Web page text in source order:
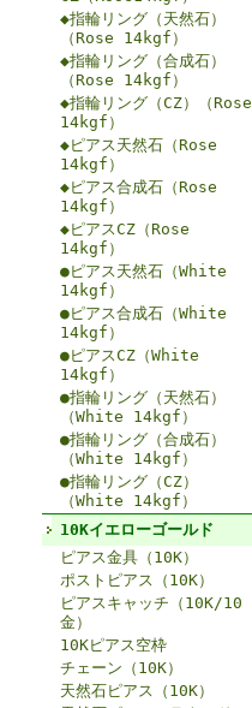
◆指輪リング（天然石）
（Rose 14kgf）
◆指輪リング（合成石）
（Rose 14kgf）
◆指輪リング（CZ）（Rose
14kgf）
◆ピアス天然石（Rose
14kgf）
◆ピアス合成石（Rose
14kgf）
◆ピアスCZ（Rose
14kgf）
●ピアス天然石（White
14kgf）
●ピアス合成石（White
14kgf）
●ピアスCZ（White
14kgf）
●指輪リング（天然石）
（White 14kgf）
●指輪リング（合成石）
（White 14kgf）
●指輪リング（CZ）
（White 14kgf）
10Kイエローゴールド
ピアス金具（10K）
ポストピアス（10K）
ピアスキャッチ（10K/10
金）
10Kピアス空枠
チェーン（10K）
天然石ピアス（10K）